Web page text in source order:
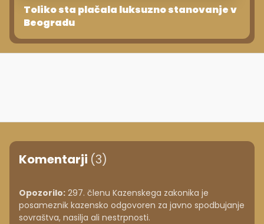
Toliko sta plačala luksuzno stanovanje v
Beogradu
Komentarji (3)
Opozorilo: 297. členu Kazenskega zakonika je
posameznik kazensko odgovoren za javno spodbujanje
sovraštva, nasilja ali nestrpnosti.